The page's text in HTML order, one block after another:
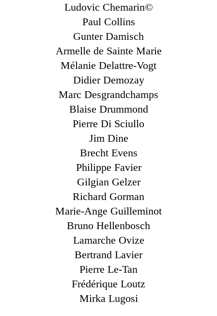
Ludovic Chemarin©
Paul Collins
Gunter Damisch
Armelle de Sainte Marie
Mélanie Delattre-Vogt
Didier Demozay
Marc Desgrandchamps
Blaise Drummond
Pierre Di Sciullo
Jim Dine
Brecht Evens
Philippe Favier
Gilgian Gelzer
Richard Gorman
Marie-Ange Guilleminot
Bruno Hellenbosch
Lamarche Ovize
Bertrand Lavier
Pierre Le-Tan
Frédérique Loutz
Mirka Lugosi